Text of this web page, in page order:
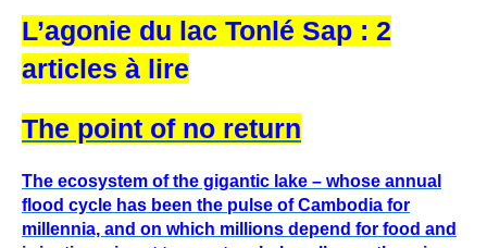
L’agonie du lac Tonlé Sap : 2
articles à lire
The point of no return
The ecosystem of the gigantic lake – whose annual
flood cycle has been the pulse of Cambodia for
millennia, and on which millions depend for food and